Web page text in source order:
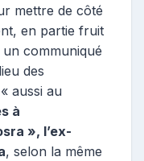
mettre de côté
en partie fruit
un communiqué
des
aussi au
à
», l’ex-
, selon la même